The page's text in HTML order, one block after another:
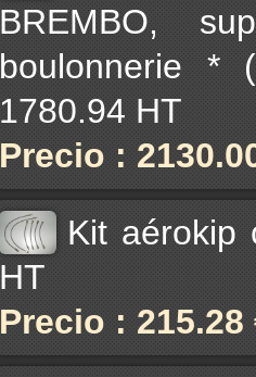
BREMBO,
boulonnerie *
1780.94 HT
Precio :
Kit aérokip
HT
Precio : 215.28